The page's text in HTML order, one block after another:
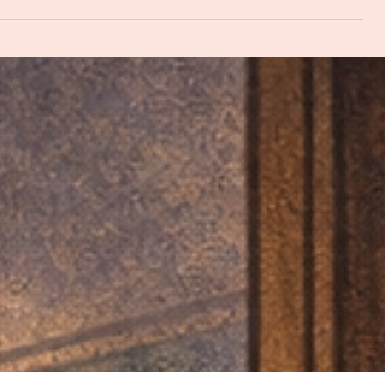
אחת התופעות המעניינות והמתסכלות ביותר
לבין מה שהם מרגישים. מטופלים רבים מגיעים
לטיפול כשהם מבינים היטב את מצבם. הם
שבן זוגם אוהב אותם, שהמנהל שלהם אינו מחפש
לפטר אותם, שהם מוכשרים, מוערכים ובעלי
ובכל זאת, הם חיים בתחושת חרדה מתמדת,
חוששים מדחייה, נבהלים מביקורת, מתקשים
על אחרים או מוצאים את עצמם חוזרים שוב ושוב
לאותם דפוסים הרסניים. השאלה המתבקשת היא
מדוע הבנה שכלית אינה מספיקה כדי להשתחרר
מהסבל? סכמה תרפיה